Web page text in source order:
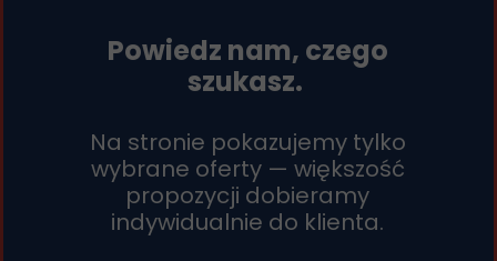
Powiedz nam, czego
szukasz.
Na stronie pokazujemy tylko
wybrane oferty — większość
propozycji dobieramy
indywidualnie do klienta.